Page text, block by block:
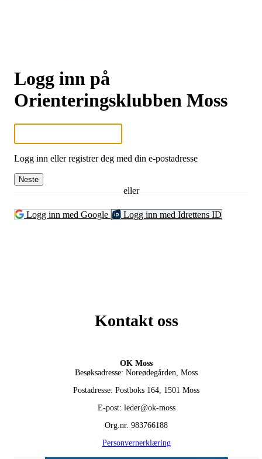
Logg inn på
Orienteringsklubben Moss
Logg inn eller registrer deg med din e-postadresse
Neste
eller
Logg inn med Google Logg inn med Idrettens ID
Kontakt oss
OK Moss
Besøksadresse: Noreødegården, Moss
Postadresse: Postboks 164, 1501 Moss
E-post: leder@ok-moss
Org.nr. 983766188
Personvernerklæring